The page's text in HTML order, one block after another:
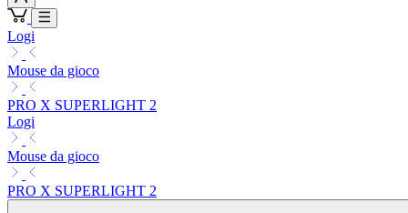
Logi
Mouse da gioco
PRO X SUPERLIGHT 2
Logi
Mouse da gioco
PRO X SUPERLIGHT 2